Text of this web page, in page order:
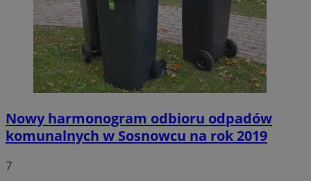
Nowy harmonogram odbioru odpadów
komunalnych w Sosnowcu na rok 2019
7